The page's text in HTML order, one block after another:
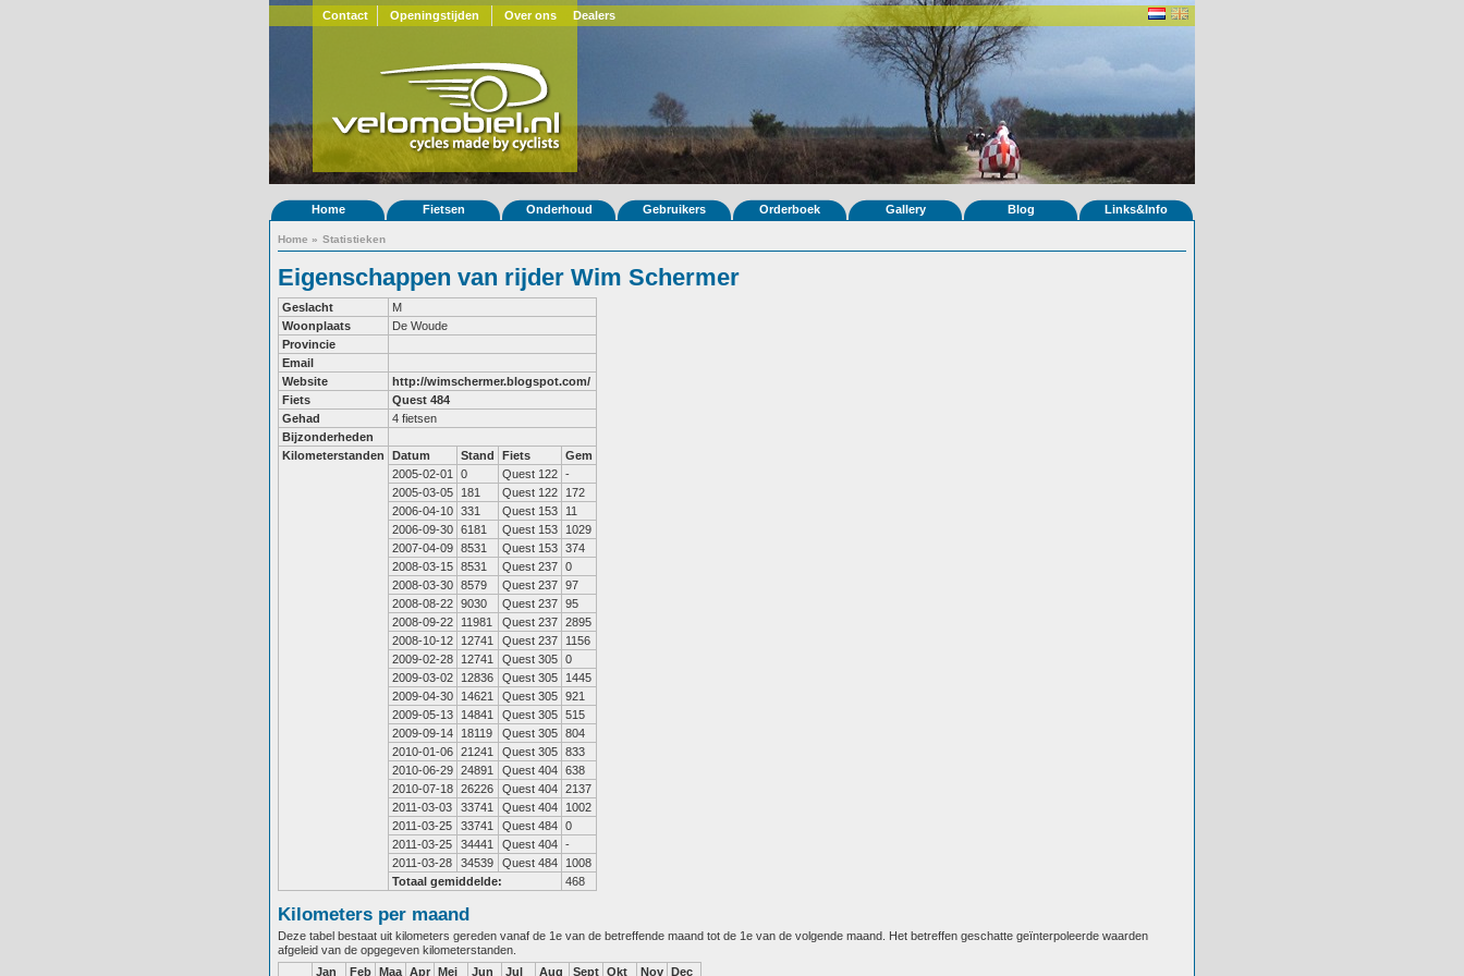
Contact Openingstijden Over ons Dealers
Home Fietsen Onderhoud Gebruikers Orderboek Gallery Blog Links&Info
Home » Statistieken
Eigenschappen van rijder Wim Schermer
Geslacht
M
Woonplaats
De Woude
Provincie
Email
Website
http://wimschermer.blogspot.com/
Fiets
Quest 484
Gehad
4 fietsen
Bijzonderheden
Kilometerstanden
Datum Stand Fiets
Gem
2005-02-01
0 Quest 122 -
2005-03-05
181 Quest 122
172
2006-04-10 331 Quest 153
11
2006-09-30 6181 Quest 153
1029
2007-04-09 8531 Quest 153 374
2008-03-15 8531 Quest 237 0
2008-03-30 8579 Quest 237 97
2008-08-22 9030 Quest 237 95
2008-09-22
11981 Quest 237 2895
2008-10-12
12741 Quest 237
1156
2009-02-28
12741 Quest 305 0
2009-03-02
12836 Quest 305
1445
2009-04-30
14621 Quest 305 921
2009-05-13
14841 Quest 305 515
2009-09-14
18119 Quest 305 804
2010-01-06 21241 Quest 305 833
2010-06-29 24891 Quest 404 638
2010-07-18 26226 Quest 404 2137
2011-03-03
33741 Quest 404
1002
2011-03-25
33741 Quest 484 0
2011-03-25
34441 Quest 404 -
2011-03-28
34539 Quest 484
1008
Totaal gemiddelde:
468
Kilometers per maand
Deze tabel bestaat uit kilometers gereden vanaf de 1e van de betreffende maand tot de 1e van de volgende maand. Het betreffen geschatte geïnterpoleerde waarden
afgeleid van de opgegeven kilometerstanden.
Jan
Feb Maa Apr Mei Jun Jul Aug Sept Okt Nov Dec